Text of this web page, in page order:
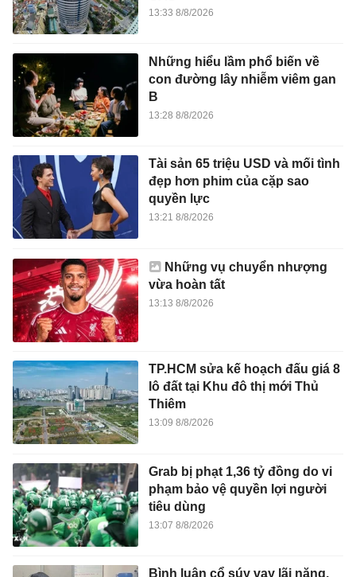
13:33 8/8/2026
Những hiểu lầm phổ biến về
con đường lây nhiễm viêm gan
B
13:28 8/8/2026
Tài sản 65 triệu USD và mối tình
đẹp hơn phim của cặp sao
quyền lực
13:21 8/8/2026
Những vụ chuyển nhượng
vừa hoàn tất
13:13 8/8/2026
TP.HCM sửa kế hoạch đấu giá 8
lô đất tại Khu đô thị mới Thủ
Thiêm
13:09 8/8/2026
Grab bị phạt 1,36 tỷ đồng do vi
phạm bảo vệ quyền lợi người
tiêu dùng
13:07 8/8/2026
Bình luận cổ súy vay lãi nặng,